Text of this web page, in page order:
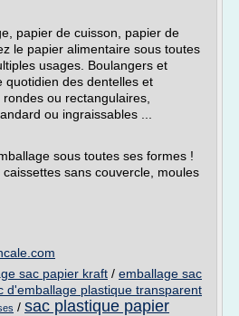
papier de cuisson, papier de
le papier alimentaire sous toutes
usages. Boulangers et
quotidien des dentelles et
ou rectangulaires,
ou ingraissables ...
sous toutes ses formes !
sans couvercle, moules
sac papier kraft / emballage sac
d'emballage plastique transparent
/ sac plastique papier